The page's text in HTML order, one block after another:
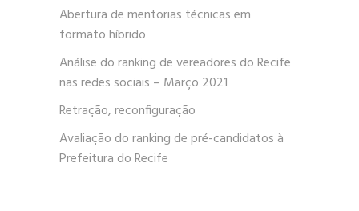
Abertura de mentorias técnicas em
formato híbrido
Análise do ranking de vereadores do Recife
nas redes sociais – Março 2021
Retração, reconfiguração
Avaliação do ranking de pré-candidatos à
Prefeitura do Recife